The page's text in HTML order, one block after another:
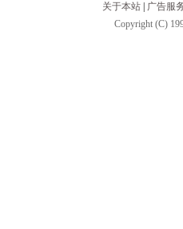
关于本站
广告服
Copyright (C)